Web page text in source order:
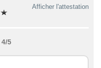
Afficher l'attestation
4/5